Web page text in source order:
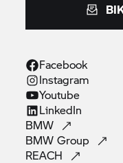
Facebook
Instagram
Youtube
LinkedIn
BMW
BMWGroup
REACH